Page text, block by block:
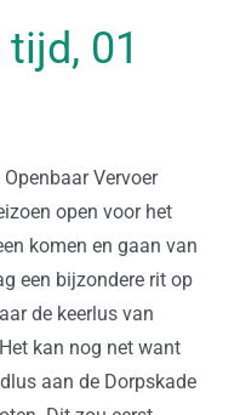
01
Vervoer
open voor het
komen en gaan van
een bijzondere rit op
de keerlus van
kan nog net want
aan de Dorpskade